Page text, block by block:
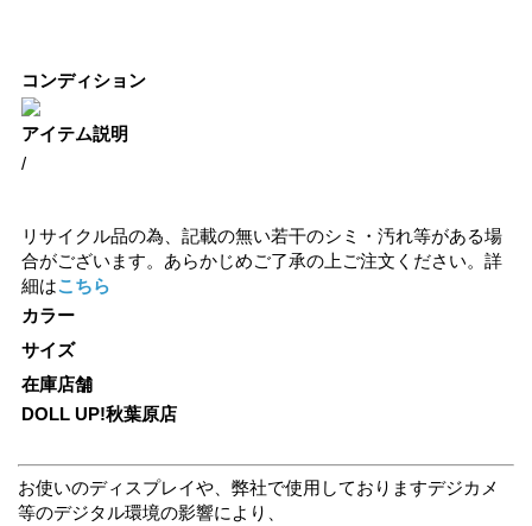
コンディション
アイテム説明
/
リサイクル品の為、記載の無い若干のシミ・汚れ等がある場
合がございます。あらかじめご了承の上ご注文ください。詳
細はこちら
カラー
サイズ
在庫店舗
DOLL UP!秋葉原店
お使いのディスプレイや、弊社で使用しておりますデジカメ
等のデジタル環境の影響により、